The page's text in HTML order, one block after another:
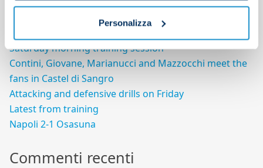
Personalizza
Articoli recenti
Saturday morning training session
Contini, Giovane, Marianucci and Mazzocchi meet the
fans in Castel di Sangro
Attacking and defensive drills on Friday
Latest from training
Napoli 2-1 Osasuna
Commenti recenti